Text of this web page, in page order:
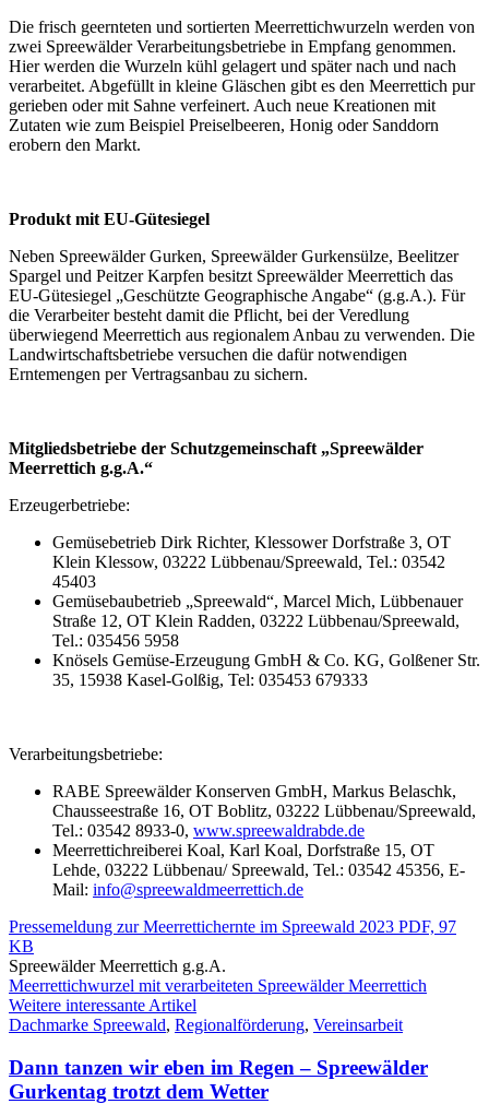
Die frisch geernteten und sortierten Meerrettichwurzeln werden von
zwei Spreewälder Verarbeitungsbetriebe in Empfang genommen.
Hier werden die Wurzeln kühl gelagert und später nach und nach
verarbeitet. Abgefüllt in kleine Gläschen gibt es den Meerrettich pur
gerieben oder mit Sahne verfeinert. Auch neue Kreationen mit
Zutaten wie zum Beispiel Preiselbeeren, Honig oder Sanddorn
erobern den Markt.
Produkt mit EU-Gütesiegel
Neben Spreewälder Gurken, Spreewälder Gurkensülze, Beelitzer
Spargel und Peitzer Karpfen besitzt Spreewälder Meerrettich das
EU-Gütesiegel „Geschützte Geographische Angabe“ (g.g.A.). Für
die Verarbeiter besteht damit die Pflicht, bei der Veredlung
überwiegend Meerrettich aus regionalem Anbau zu verwenden. Die
Landwirtschaftsbetriebe versuchen die dafür notwendigen
Erntemengen per Vertragsanbau zu sichern.
Mitgliedsbetriebe der Schutzgemeinschaft „Spreewälder
Meerrettich g.g.A.“
Erzeugerbetriebe:
Gemüsebetrieb Dirk Richter, Klessower Dorfstraße 3, OT
Klein Klessow, 03222 Lübbenau/Spreewald, Tel.: 03542
45403
Gemüsebaubetrieb „Spreewald“, Marcel Mich, Lübbenauer
Straße 12, OT Klein Radden, 03222 Lübbenau/Spreewald,
Tel.: 035456 5958
Knösels Gemüse-Erzeugung GmbH & Co. KG, Golßener Str.
35, 15938 Kasel-Golßig, Tel: 035453 679333
Verarbeitungsbetriebe:
RABE Spreewälder Konserven GmbH, Markus Belaschk,
Chausseestraße 16, OT Boblitz, 03222 Lübbenau/Spreewald,
Tel.: 03542 8933-0, www.spreewaldrabde.de
Meerrettichreiberei Koal, Karl Koal, Dorfstraße 15, OT
Lehde, 03222 Lübbenau/ Spreewald, Tel.: 03542 45356, E-
Mail: info@spreewaldmeerrettich.de
Pressemeldung zur Meerrettichernte im Spreewald 2023 PDF, 97
KB
Spreewälder Meerrettich g.g.A.
Meerrettichwurzel mit verarbeiteten Spreewälder Meerrettich
Weitere interessante Artikel
Dachmarke Spreewald, Regionalförderung, Vereinsarbeit
Dann tanzen wir eben im Regen – Spreewälder
Gurkentag trotzt dem Wetter